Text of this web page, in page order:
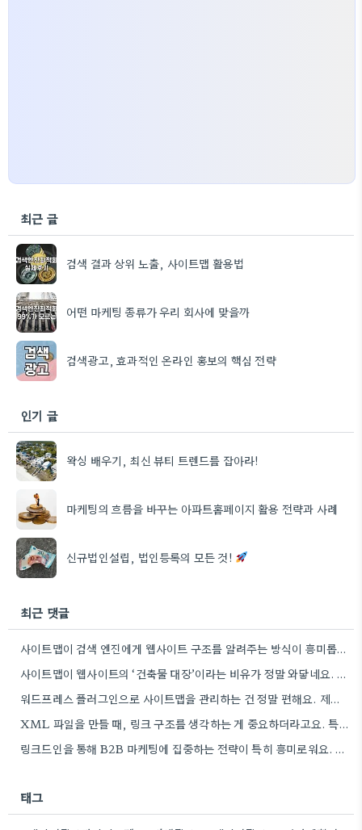
최근 글
검색 결과 상위 노출, 사이트맵 활용법
어떤 마케팅 종류가 우리 회사에 맞을까
검색광고, 효과적인 온라인 홍보의 핵심 전략
인기 글
왁싱 배우기, 최신 뷰티 트렌드를 잡아라!
마케팅의 흐름을 바꾸는 아파트홈페이지 활용 전략과 사례
신규법인설립, 법인등록의 모든 것!
최근 댓글
사이트맵이 검색 엔진에게 웹사이트 구조를 알려주는 방식이 흥미롭네요. 특히, CMS 플러그인을 통해 자동으로 관리하는 부분은…
사이트맵이 웹사이트의 ‘건축물 대장’이라는 비유가 정말 와닿네요. 구조화된 정보 제공이 SEO에 얼마나 중요한지 다시 한번…
워드프레스 플러그인으로 사이트맵을 관리하는 건 정말 편해요. 제가 Rank Math를 사용하는데, 페이지 변경 후 자동으로…
XML 파일을 만들 때, 링크 구조를 생각하는 게 중요하더라고요. 특히 페이지 간 연결을 잘 짜는…
링크드인을 통해 B2B 마케팅에 집중하는 전략이 특히 흥미로워요. 저희 회사도 유사한 솔루션을 제공하다 보니, 네트워크…
태그